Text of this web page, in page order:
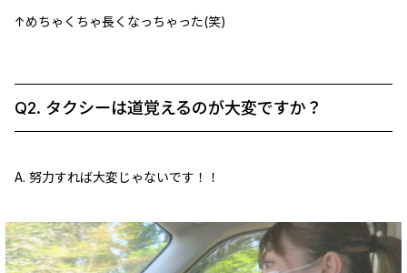
↑めちゃくちゃ長くなっちゃった(笑)
Q2. タクシーは道覚えるのが大変ですか？
A. 努力すれば大変じゃないです！！